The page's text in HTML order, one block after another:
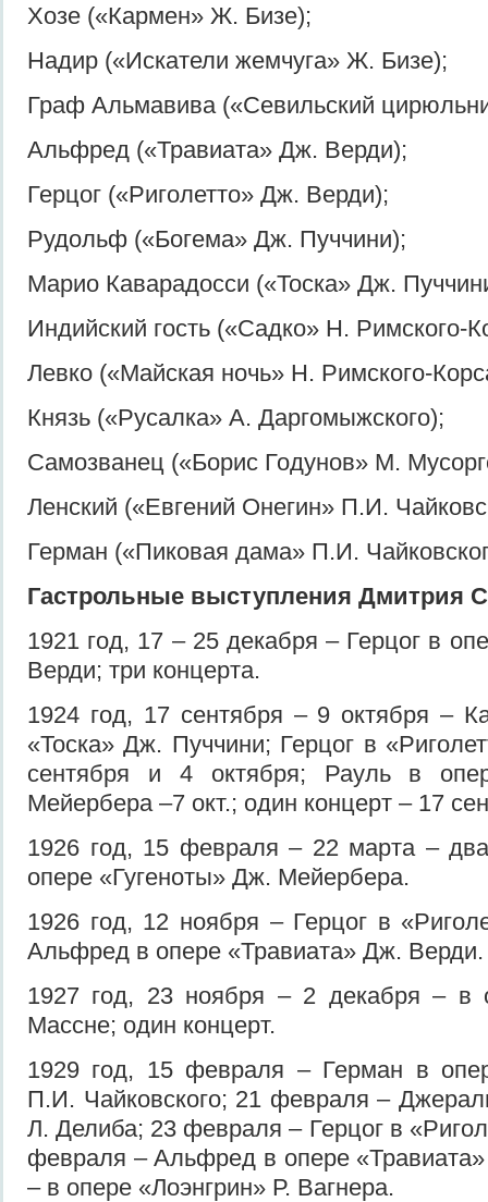
Хозе («Кармен» Ж. Бизе);
Надир («Искатели жемчуга» Ж. Бизе);
Граф Альмавива («Севильский
Альфред («Травиата» Дж. Верди);
Герцог («Риголетто» Дж. Верди);
Рудольф («Богема» Дж. Пуччини);
Марио Каварадосси («Тоска» Дж.
Индийский гость («Садко» Н. Римского-
Левко («Майская ночь» Н. Римского-
Князь («Русалка» А. Даргомыжского);
Самозванец («Борис Годунов» М.
Ленский («Евгений Онегин» П.И.
Герман («Пиковая дама» П.И.
Гастрольные выступления Дмитрия
1921 год, 17 – 25 декабря – Герцог в
Верди; три концерта.
1924 год, 17 сентября – 9 октября –
«Тоска» Дж. Пуччини; Герцог в
сентября и 4 октября; Рауль в
Мейербера –7 окт.; один концерт – 17
1926 год, 15 февраля – 22 марта –
опере «Гугеноты» Дж. Мейербера.
1926 год, 12 ноября – Герцог в
Альфред в опере «Травиата» Дж. Верди.
1927 год, 23 ноября – 2 декабря – в
Массне; один концерт.
1929 год, 15 февраля – Герман в
П.И. Чайковского; 21 февраля –
Л. Делиба; 23 февраля – Герцог в
февраля – Альфред в опере
– в опере «Лоэнгрин» Р. Вагнера.